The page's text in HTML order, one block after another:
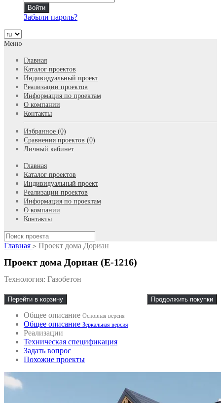
Забыли пароль?
Меню
Главная
Каталог проектов
Индивидуальный проект
Реализации проектов
Информация по проектам
О компании
Контакты
Избранное (0)
Сравнения проектов (0)
Личный кабинет
Главная
Каталог проектов
Индивидуальный проект
Реализации проектов
Информация по проектам
О компании
Контакты
Главная > Проект дома Дориан
Проект дома Дориан (E-1216)
Технология: Газобетон
Перейти в корзину Продолжить покупки
Общее описание Основная версия
Общее описание Зеркальная версия
Реализации
Техническая спецификация
Задать вопрос
Похожие проекты